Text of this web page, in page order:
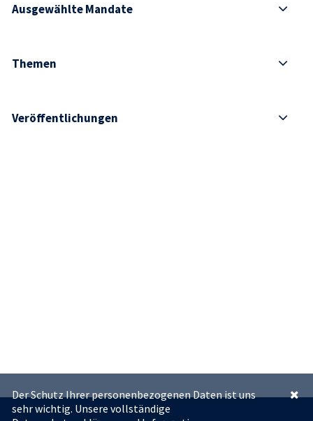
Ausgewählte Mandate
Themen
Veröffentlichungen
Der Schutz Ihrer personenbezogenen Daten ist uns
sehr wichtig. Unsere vollständige